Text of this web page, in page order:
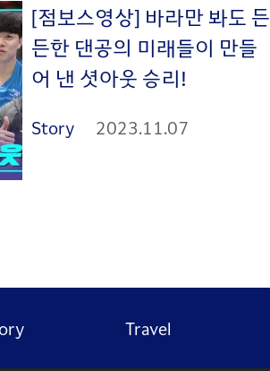
[점보스영상] 바라만 봐도 든
든한 댄공의 미래들이 만들
어 낸 셧아웃 승리!
Story 2023.11.07
Travel